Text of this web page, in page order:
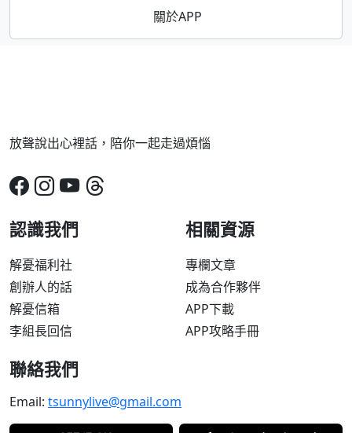
關於APP
放聲說出心裡話，陪你一起走過煩惱
認識我們
解憂福利社
創辦人的話
解憂信箱
李組長回信
相關資源
專欄文章
成為合作夥伴
APP下載
APP攻略手冊
聯絡我們
Email: tsunnylive@gmail.com